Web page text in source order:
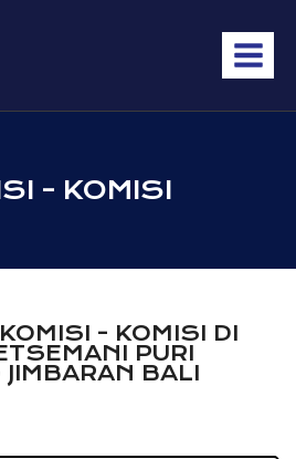
- KOMISI
- KOMISI DI
PURI
JIMBARAN BALI